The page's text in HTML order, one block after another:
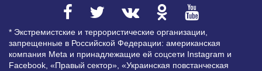
* Экстремистские и террористические организации,
запрещенные в Российской Федерации: американская
компания Meta и принадлежащие ей соцсети Instagram и
Facebook, «Правый сектор», «Украинская повстанческая